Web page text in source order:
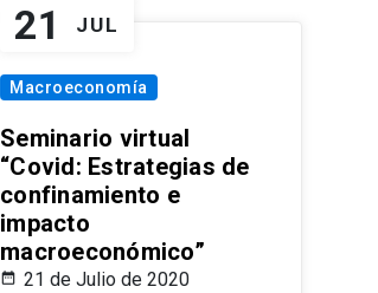
21 JUL
Macroeconomía
Seminario virtual
“Covid: Estrategias de
confinamiento e
impacto
macroeconómico”
21 de Julio de 2020